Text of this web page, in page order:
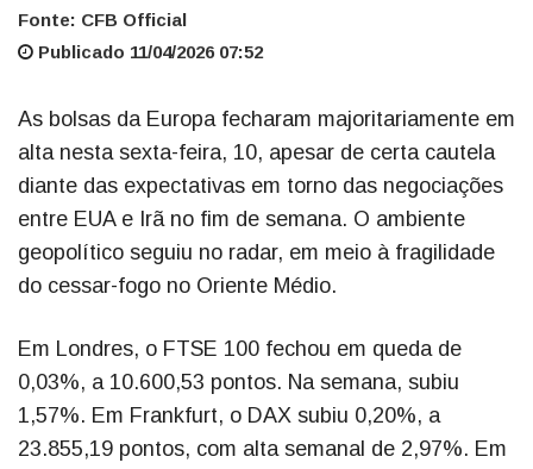
Fonte: CFB Official
Publicado 11/04/2026 07:52
As bolsas da Europa fecharam majoritariamente em
alta nesta sexta-feira, 10, apesar de certa cautela
diante das expectativas em torno das negociações
entre EUA e Irã no fim de semana. O ambiente
geopolítico seguiu no radar, em meio à fragilidade
do cessar-fogo no Oriente Médio.
Em Londres, o FTSE 100 fechou em queda de
0,03%, a 10.600,53 pontos. Na semana, subiu
1,57%. Em Frankfurt, o DAX subiu 0,20%, a
23.855,19 pontos, com alta semanal de 2,97%. Em